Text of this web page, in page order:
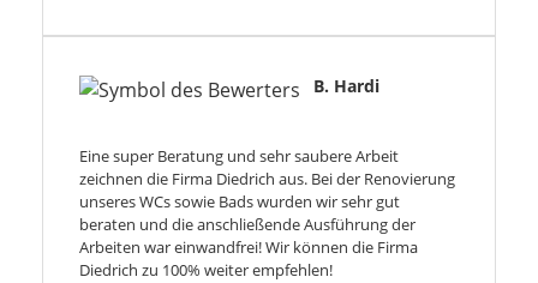
B. Hardi
Eine super Beratung und sehr saubere Arbeit
zeichnen die Firma Diedrich aus. Bei der Renovierung
unseres WCs sowie Bads wurden wir sehr gut
beraten und die anschließende Ausführung der
Arbeiten war einwandfrei! Wir können die Firma
Diedrich zu 100% weiter empfehlen!